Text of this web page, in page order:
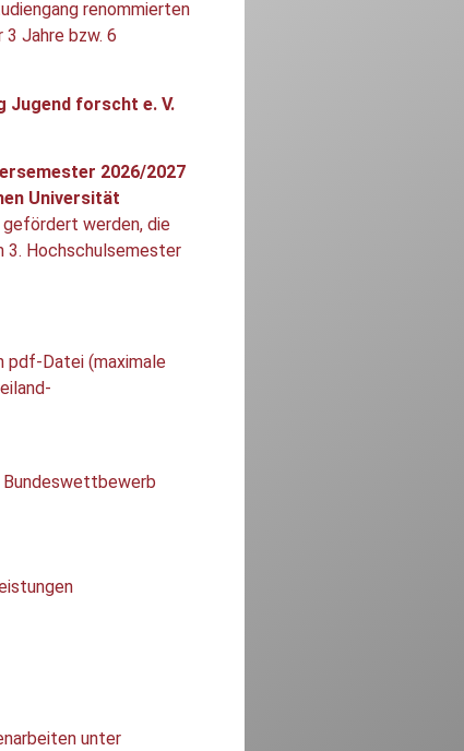
renommierten
Jahre bzw. 6
Jugend forscht e. V.
2026/2027
Universität
gefördert werden, die
3. Hochschulsemester
pdf-Datei (maximale
unter